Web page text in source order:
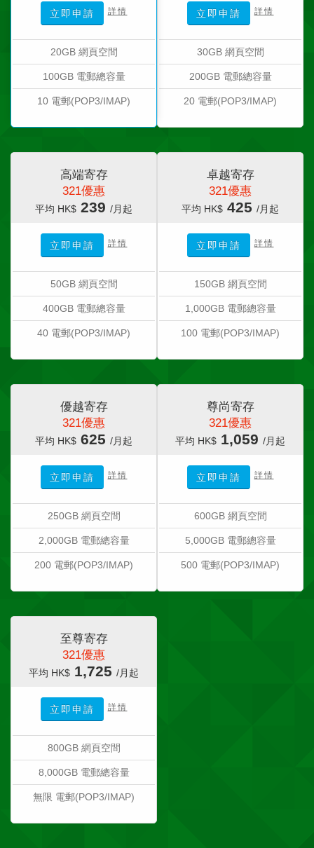
立即申請 詳情
20GB 網頁空間
100GB 電郵總容量
10 電郵(POP3/IMAP)
立即申請 詳情
30GB 網頁空間
200GB 電郵總容量
20 電郵(POP3/IMAP)
高端寄存
321優惠
平均 HK$ 239 /月起
立即申請 詳情
50GB 網頁空間
400GB 電郵總容量
40 電郵(POP3/IMAP)
卓越寄存
321優惠
平均 HK$ 425 /月起
立即申請 詳情
150GB 網頁空間
1,000GB 電郵總容量
100 電郵(POP3/IMAP)
優越寄存
321優惠
平均 HK$ 625 /月起
立即申請 詳情
250GB 網頁空間
2,000GB 電郵總容量
200 電郵(POP3/IMAP)
尊尚寄存
321優惠
平均 HK$ 1,059 /月起
立即申請 詳情
600GB 網頁空間
5,000GB 電郵總容量
500 電郵(POP3/IMAP)
至尊寄存
321優惠
平均 HK$ 1,725 /月起
立即申請 詳情
800GB 網頁空間
8,000GB 電郵總容量
無限 電郵(POP3/IMAP)